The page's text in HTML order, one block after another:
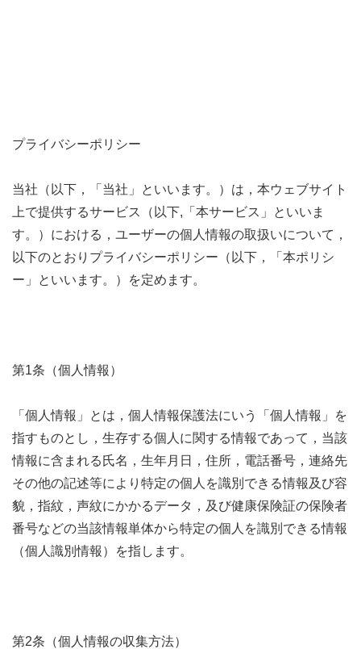
プライバシーポリシー
当社（以下，「当社」といいます。）は，本ウェブサイト
上で提供するサービス（以下,「本サービス」といいま
す。）における，ユーザーの個人情報の取扱いについて，
以下のとおりプライバシーポリシー（以下，「本ポリシ
ー」といいます。）を定めます。
第1条（個人情報）
「個人情報」とは，個人情報保護法にいう「個人情報」を
指すものとし，生存する個人に関する情報であって，当該
情報に含まれる氏名，生年月日，住所，電話番号，連絡先
その他の記述等により特定の個人を識別できる情報及び容
貌，指紋，声紋にかかるデータ，及び健康保険証の保険者
番号などの当該情報単体から特定の個人を識別できる情報
（個人識別情報）を指します。
第2条（個人情報の収集方法）